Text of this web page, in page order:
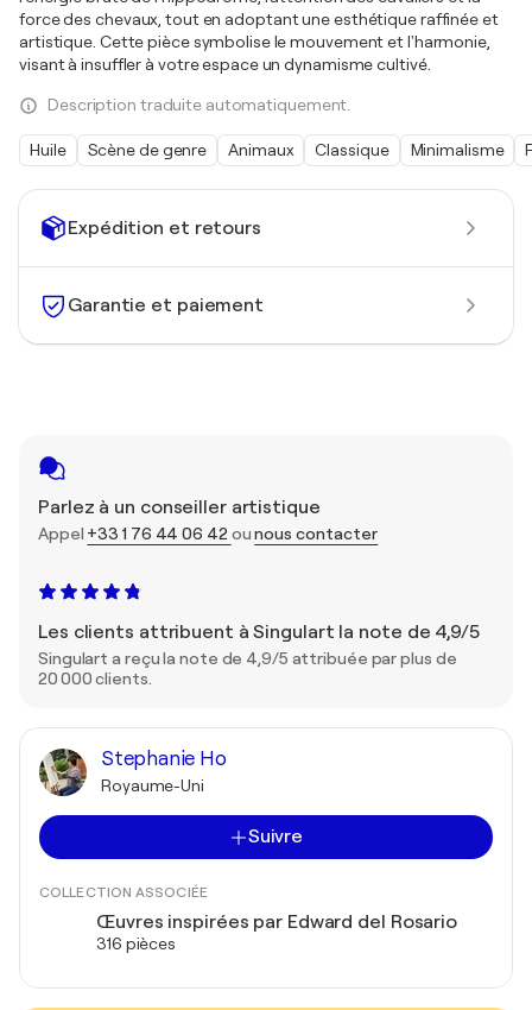
Expédition et retours
Garantie et paiement
Parlez à un conseiller artistique
Appel +33 1 76 44 06 42 ounous contacter
Les clients attribuent à Singulart la note de 4,9/5
Singulart a reçu la note de 4,9/5 attribuée par plus de
20 000 clients.
Stephanie Ho
Royaume-Uni
Suivre
COLLECTION ASSOCIÉE
Œuvres inspirées par Edward del Rosario
316 pièces
force des chevaux, tout en adoptant une esthétique raffinée et
artistique. Cette pièce symbolise le mouvement et l'harmonie,
visant à insuffler à votre espace un dynamisme cultivé.
Description traduite automatiquement.
Huile Scène de genre Animaux Classique Minimalisme